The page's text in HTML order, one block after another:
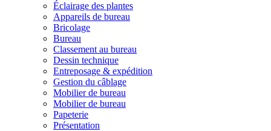
Éclairage des plantes
Appareils de bureau
Bricolage
Bureau
Classement au bureau
Dessin technique
Entreposage & expédition
Gestion du câblage
Mobilier de bureau
Mobilier de bureau
Papeterie
Présentation